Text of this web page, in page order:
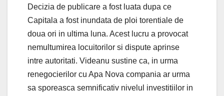
Decizia de publicare a fost luata dupa ce
Capitala a fost inundata de ploi torentiale de
doua ori in ultima luna. Acest lucru a provocat
nemultumirea locuitorilor si dispute aprinse
intre autoritati. Videanu sustine ca, in urma
renegocierilor cu Apa Nova compania ar urma
sa sporeasca semnificativ nivelul investitiilor in